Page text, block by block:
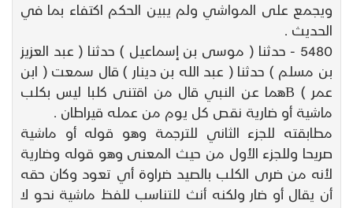
ويجمع على المواشي ولم يبين الحكم اكتفاء بما في
الحديث .
5480 - حدثنا ( موسى بن إسماعيل ) حدثنا ( عبد العزيز
بن مسلم ) حدثنا ( عبد الله بن دينار ) قال سمعت ( ابن
عمر ) Bهما عن النبي قال من اقتنى كلبا ليس بكلب
ماشية أو ضارية نقص كل يوم من عمله قيراطان .
مطابقته للجزء الثاني للترجمة وهو قوله أو ماشية
صريحا وللجزء الأول من حيث المعنى وهو قوله وضارية
لأنه من ضرى الكلب بالصيد ضراوة أي تعود وكان حقه
أن يقال أو ضار ولكنه أنث للتناسب للفظ ماشية نحو لا